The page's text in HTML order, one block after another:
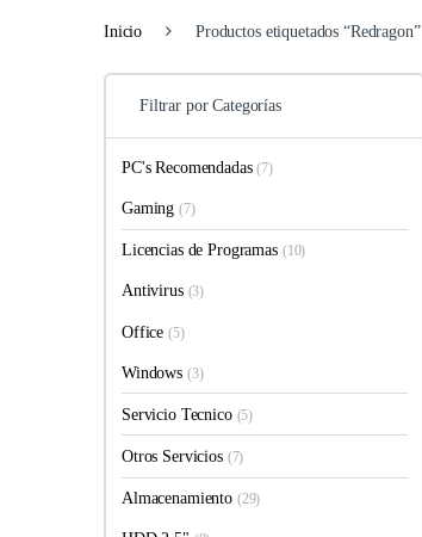
Inicio Productos etiquetados “Redragon”
Filtrar por Categorías
PC's Recomendadas(7)
Gaming(7)
Licencias de Programas (10)
Antivirus (3)
Office(5)
Windows (3)
Servicio Tecnico (5)
Otros Servicios (7)
Almacenamiento (29)